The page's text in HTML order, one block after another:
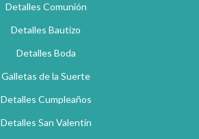
Detalles Comunión
Detalles Bautizo
Detalles Boda
Galletas de la Suerte
Detalles Cumpleaños
Detalles San Valentín